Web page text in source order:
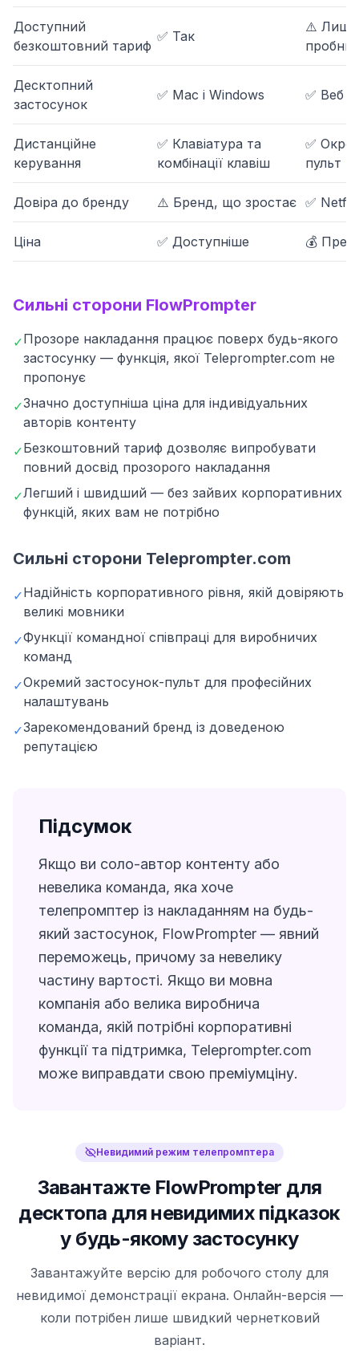
Доступний
безкоштовний тариф
✅ Так
⚠️ Лише
Десктопний
застосунок
✅ Mac і Windows ✅ Веб
Дистанційне
керування
✅ Клавіатура та
комбінації клавіш
✅
пульт
Довіра до бренду ⚠️ Бренд, що зростає ✅
Ціна ✅ Доступніше 💰
Сильні сторони FlowPrompter
✓Прозоре накладання працює поверх будь-якого
застосунку — функція, якої Teleprompter.com не
пропонує
✓Значно доступніша ціна для індивідуальних
авторів контенту
✓Безкоштовний тариф дозволяє випробувати
повний досвід прозорого накладання
✓Легший і швидший — без зайвих корпоративних
функцій, яких вам не потрібно
Сильні сторони Teleprompter.com
✓Надійність корпоративного рівня, якій довіряють
великі мовники
✓Функції командної співпраці для виробничих
команд
✓Окремий застосунок-пульт для професійних
налаштувань
✓Зарекомендований бренд із доведеною
репутацією
Підсумок
Якщо ви соло-автор контенту або
невелика команда, яка хоче
телепромптер із накладанням на будь-
який застосунок, FlowPrompter — явний
переможець, причому за невелику
частину вартості. Якщо ви мовна
компанія або велика виробнича
команда, якій потрібні корпоративні
функції та підтримка, Teleprompter.com
може виправдати свою преміумціну.
Невидимий режим телепромптера
Завантажте FlowPrompter для
десктопа для невидимих підказок
у будь-якому застосунку
Завантажуйте версію для робочого столу для
невидимої демонстрації екрана. Онлайн-версія —
коли потрібен лише швидкий чернетковий
варіант.